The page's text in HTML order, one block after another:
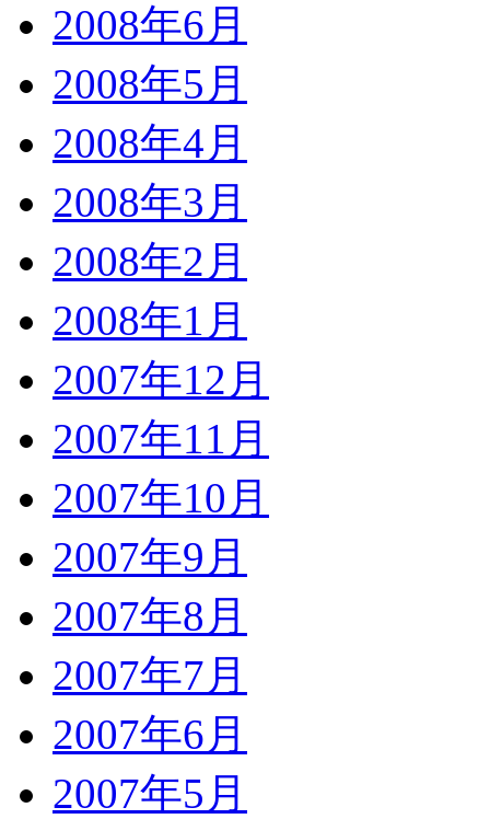
2008年6月
2008年5月
2008年4月
2008年3月
2008年2月
2008年1月
2007年12月
2007年11月
2007年10月
2007年9月
2007年8月
2007年7月
2007年6月
2007年5月